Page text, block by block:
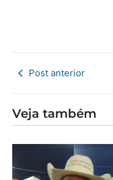
Post anterior
Veja também